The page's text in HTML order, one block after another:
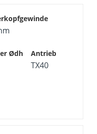
TX40